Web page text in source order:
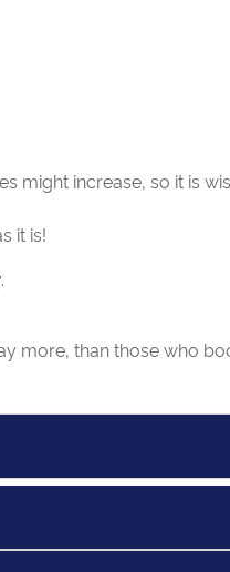
might increase, so it is
it is!
more, than those who